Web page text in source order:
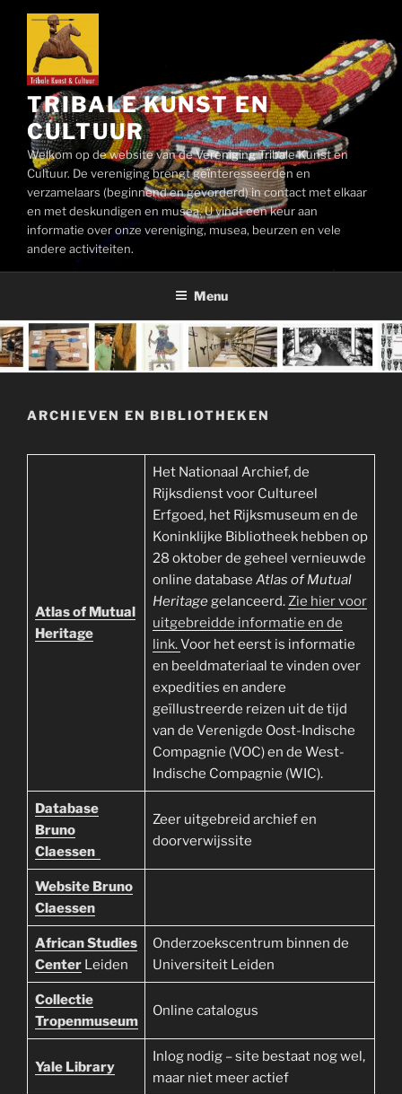
inhoud
TRIBALE KUNST EN
CULTUUR
Welkom op de website van de Vereniging Tribale Kunst en
Cultuur. De vereniging brengt geïnteresseerden en
verzamelaars (beginnend en gevorderd) in contact met elkaar
en met deskundigen en musea. U vindt een keur aan
informatie over onze vereniging, musea, beurzen en vele
andere activiteiten.
Menu
ARCHIEVEN EN BIBLIOTHEKEN
Atlas of Mutual
Heritage
Het Nationaal Archief, de
Rijksdienst voor Cultureel
Erfgoed, het Rijksmuseum en de
Koninklijke Bibliotheek hebben op
28 oktober de geheel vernieuwde
online database Atlas of Mutual
Heritagegelanceerd.Zie hier voor
uitgebreidde informatie en de
link.Voor het eerst is informatie
en beeldmateriaal te vinden over
expedities en andere
geïllustreerde reizen uit de tijd
van de Verenigde Oost-Indische
Compagnie (VOC) en de West-
Indische Compagnie (WIC).
Database
Bruno
Claessen
Zeer uitgebreid archief en
doorverwijssite
Website Bruno
Claessen
African Studies
CenterLeiden
Onderzoekscentrum binnen de
Universiteit Leiden
Collectie
Tropenmuseum
Online catalogus
Yale Library
Inlog nodig – site bestaat nog wel,
maar niet meer actief